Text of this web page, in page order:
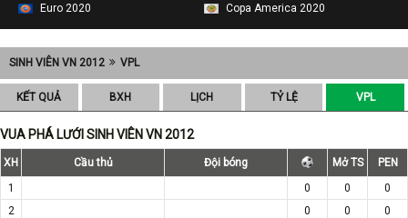
Euro 2020
Copa America 2020
SINH VIÊN VN 2012 VPL
KẾT QUẢ BXH LỊCH TỶ LỆ VPL
VUA PHÁ LƯỚI SINH VIÊN VN 2012
XH Cầu thủ Đội bóng Mở TS
PEN
1
0 0
0
2
0 0
0